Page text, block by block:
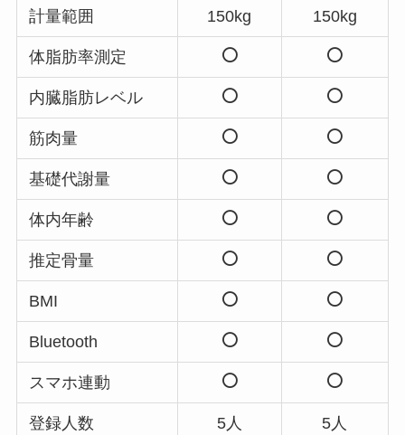
計量範囲 150kg 150kg
体脂肪率測定
内臓脂肪レベル
筋肉量
基礎代謝量
体内年齢
推定骨量
BMI
Bluetooth
スマホ連動
登録人数 5人 5人